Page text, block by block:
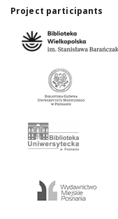
Project participants